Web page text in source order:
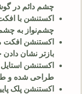
چشم دائم در
اکستنشن با
چشم‌نواز به
اکستنشن افکت
بازتر نشان
اکستنشن
طراحی شده و
اکستنشن پلک